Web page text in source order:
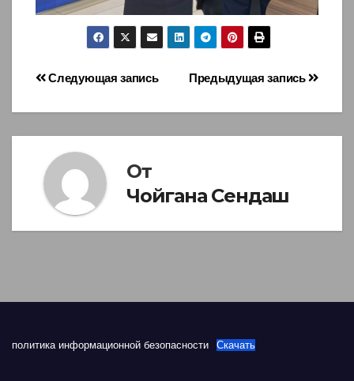
Навигация
по
записям
Предыдущая запись
Следующая запись
От
Чойгана Сендаш
политика информационной безопасности Скачать